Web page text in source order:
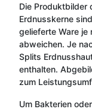
Die Produktbilder
Erdnusskerne
gelieferte Ware je
abweichen. Je
Splits
enthalten.
zum
Um Bakterien